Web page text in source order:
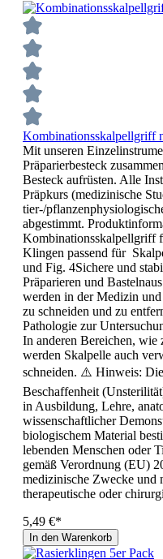
Kombinationsskalpellgriff
Mit unseren
Präparierbesteck
Besteck aufrüsten. Alle
Präpkurs (medizinische
tier-/
abgestimmt.
Kombinationsskalpellgriff
Klingen passend für
und Fig. 4Sichere und
Präparieren und
werden in der Medizin
zu schneiden und zu
Pathologie zur
In anderen Bereichen,
werden Skalpelle auch
schneiden. ⚠️ Hinweis:
Beschaffenheit
in Ausbildung, Lehre,
wissenschaftlicher
biologischem Material
lebenden Menschen oder
gemäß Verordnung (EU)
medizinische Zwecke und
therapeutische oder
5,49 €*
In den Warenkorb